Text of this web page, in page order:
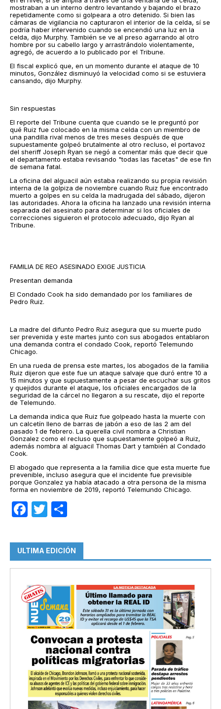
mostraban a un interno dentro levantando y bajando el brazo
repetidamente como si golpeara a otro detenido. Si bien las
cámaras de vigilancia no capturaron el interior de la celda, sí se
podría haber intervenido cuando se encendió una luz en la
celda, dijo Murphy. También se ve al preso agarrando al otro
hombre por su cabello largo y arrastrándolo violentamente,
agregó, de acuerdo a lo publicado por el Tribune.
El fiscal explicó que, en un momento durante el ataque de 10
minutos, González disminuyó la velocidad como si se estuviera
cansando, dijo Murphy.
Sin respuestas
El reporte del Tribune cuenta que cuando se le preguntó por
qué Ruiz fue colocado en la misma celda con un miembro de
una pandilla rival menos de tres meses después de que
supuestamente golpeó brutalmente al otro recluso, el portavoz
del sheriff Joseph Ryan se negó a comentar más que decir que
el departamento estaba revisando "todas las facetas" de ese fin
de semana fatal.
La oficina del alguacil aún estaba realizando su propia revisión
interna de la golpiza de noviembre cuando Ruiz fue encontrado
muerto a golpes en su celda la madrugada del sábado, dijeron
las autoridades. Ahora la oficina ha lanzado una revisión interna
separada del asesinato para determinar si los oficiales de
correcciones siguieron el protocolo adecuado, dijo Ryan al
Tribune.
FAMILIA DE REO ASESINADO EXIGE JUSTICIA
Presentan demanda
El Condado Cook ha sido demandado por los familiares de
Pedro Ruiz.
La madre del difunto Pedro Ruiz asegura que su muerte pudo
ser prevenida y este martes junto con sus abogados entablaron
una demanda contra el condado Cook, reportó Telemundo
Chicago.
En una rueda de prensa este martes, los abogados de la familia
Ruiz dijeron que este fue un ataque salvaje que duró entre 10 a
15 minutos y que supuestamente a pesar de escuchar sus gritos
y quejidos durante el ataque, los oficiales encargados de la
seguridad de la cárcel no llegaron a su rescate, dijo el reporte
de Telemundo.
La demanda indica que Ruiz fue golpeado hasta la muerte con
un calcetín lleno de barras de jabón a eso de las 2 am del
pasado 1 de febrero. La querella civil nombra a Christian
Gonzalez como el recluso que supuestamente golpeó a Ruiz,
además nombra al alguacil Thomas Dart y también al Condado
Cook.
El abogado que representa a la familia dice que esta muerte fue
prevenible, incluso asegura que el incidente fue previsible
porque Gonzalez ya había atacado a otra persona de la misma
forma en noviembre de 2019, reportó Telemundo Chicago.
Facebook
Twitter
ULTIMA EDICIÓN